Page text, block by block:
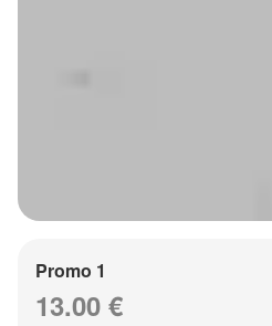
Promo 1
13.00 €